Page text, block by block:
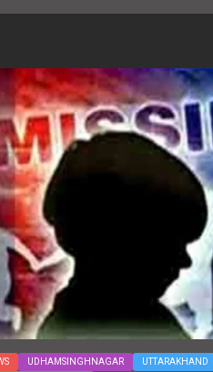
UDHAMSINGHNAGAR
UTTARAKHAND